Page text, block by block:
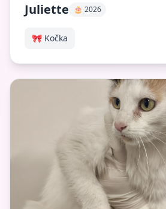
Juliette 🎂 2026
🎀 Kočka